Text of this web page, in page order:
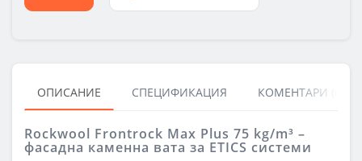
ОПИСАНИЕ СПЕЦИФИКАЦИЯ КОМЕНТАРИ (0)
Rockwool Frontrock Max Plus 75 kg/m³ –
фасадна каменна вата за ETICS системи